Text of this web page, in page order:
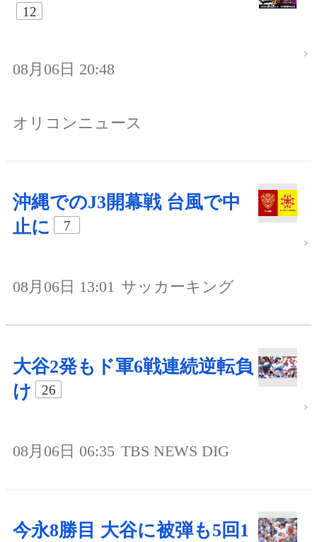
12
08月06日 20:48
オリコンニュース
沖縄でのJ3開幕戦 台風で中
止に
7
08月06日 13:01 サッカーキング
大谷2発もド軍6戦連続逆転負
け
26
08月06日 06:35 TBS NEWS DIG
今永8勝目 大谷に被弾も5回1